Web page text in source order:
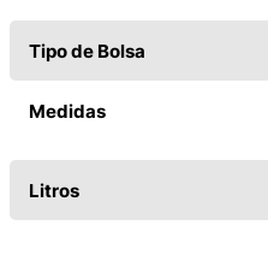
Tipo de Bolsa
Medidas
Litros